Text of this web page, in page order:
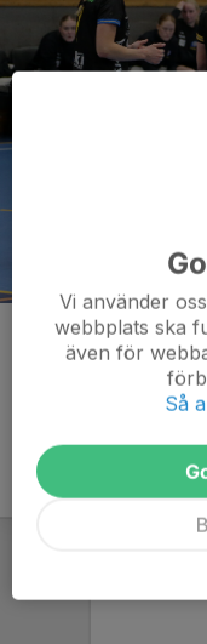
Kommentarer
Vi använder
webbplats ska
även för
Så